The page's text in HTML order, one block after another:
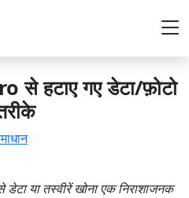
हटाए गए डेटा/फ़ोटो
या तस्वीरें खोना एक निराशाजनक